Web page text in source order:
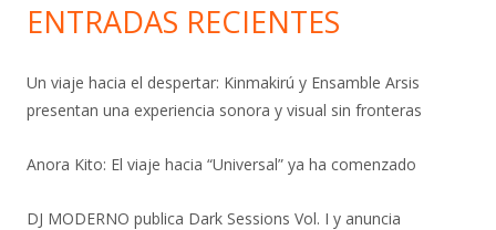
ENTRADAS RECIENTES
Un viaje hacia el despertar: Kinmakirú y Ensamble Arsis
presentan una experiencia sonora y visual sin fronteras
Anora Kito: El viaje hacia “Universal” ya ha comenzado
DJ MODERNO publica Dark Sessions Vol. I y anuncia